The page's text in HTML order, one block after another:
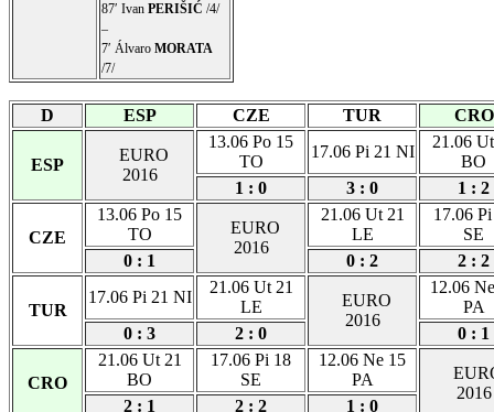
87′ Ivan PERIŠIĆ /4/
–
7′ Álvaro MORATA
/7/
D ESP CZE TUR CRO
ESP
EURO
2016
13.06 Po 15
TO
17.06 Pi 21 NI
21.06
BO
1 : 0
3 : 0 1 : 2
CZE
13.06 Po 15
TO
EURO
2016
21.06 Ut 21
LE
17.06
SE
0 : 1
0 : 2 2 : 2
TUR
17.06 Pi 21 NI
21.06 Ut 21
LE
EURO
2016
12.06
PA
0 : 3
2 : 0 0 : 1
CRO
21.06 Ut 21
BO
17.06 Pi 18
SE
12.06 Ne 15
PA
2016
2 : 1 2 : 2 1 : 0